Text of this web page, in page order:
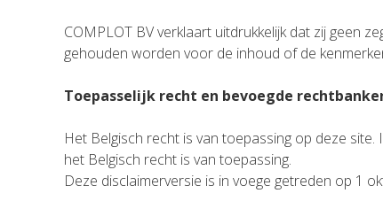
COMPLOT BV verklaart uitdrukkelijk dat zij geen
gehouden worden voor de inhoud of de
Toepasselijk recht en bevoegde
Het Belgisch recht is van toepassing op deze
het Belgisch recht is van toepassing.
Deze disclaimerversie is in voege getreden op 1